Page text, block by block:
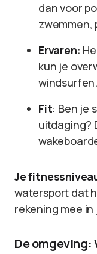
dan voor
zwemmen,
Ervaren:
kun je
windsurfen.
Fit: Ben je
uitdaging?
Je
watersport dat
rekening mee in
De omgeving: